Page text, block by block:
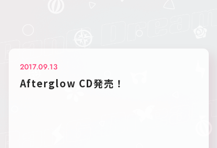
2017.09.13
Afterglow CD発売！